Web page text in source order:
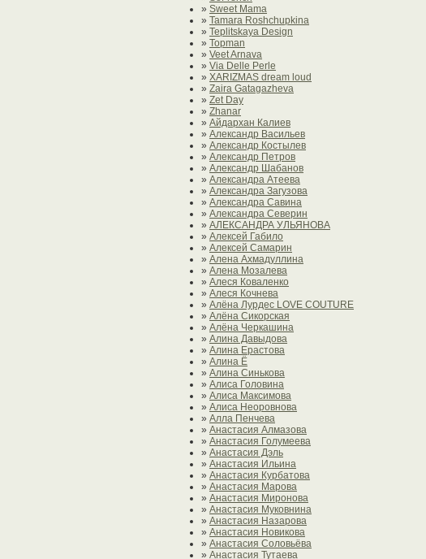
» Sweet Mama
» Tamara Roshchupkina
» Teplitskaya Design
» Topman
» Veet Arnava
» Via Delle Perle
» XARIZMAS dream loud
» Zaira Gatagazheva
» Zet Day
» Zhanar
» Айдархан Калиев
» Александр Васильев
» Александр Костылев
» Александр Петров
» Александр Шабанов
» Александра Атеева
» Александра Загузова
» Александра Савина
» Александра Северин
» АЛЕКСАНДРА УЛЬЯНОВА
» Алексей Габило
» Алексей Самарин
» Алена Ахмадуллина
» Алена Мозалева
» Алеся Коваленко
» Алеся Кочнева
» Алёна Лурдес LOVE COUTURE
» Алёна Сикорская
» Алёна Черкашина
» Алина Давыдова
» Алина Ерастова
» Алина Ё
» Алина Синькова
» Алиса Головина
» Алиса Максимова
» Алиса Неоровнова
» Алла Пенчева
» Анастасия Алмазова
» Анастасия Голумеева
» Анастасия Дэль
» Анастасия Ильина
» Анастасия Курбатова
» Анастасия Марова
» Анастасия Миронова
» Анастасия Муковнина
» Анастасия Назарова
» Анастасия Новикова
» Анастасия Соловьёва
» Анастасия Тутаева